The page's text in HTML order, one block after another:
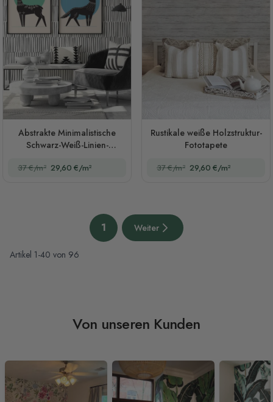
Abstrakte Minimalistische
Schwarz-Weiß-Linien-
37 €/m² 29,60 €/m²
Rustikale weiße Holzstruktur-
Fototapete
37 €/m² 29,60 €/m²
Artikel 1-40 von 96
Sie lesen gerade die Seite
1 Nächste Seite
Weiter
Von unseren Kunden